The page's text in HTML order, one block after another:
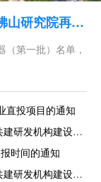
获国家级认定
第一批）名单，
直投项目的通知
构建设项目的通知
时间的通知
构建设项目的通知